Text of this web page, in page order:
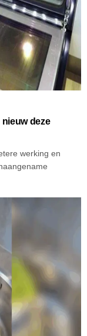
nieuw deze
werking en